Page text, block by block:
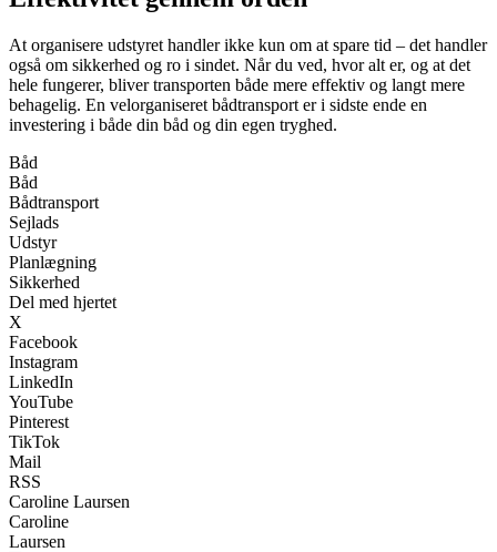
At organisere udstyret handler ikke kun om at spare tid – det handler
også om sikkerhed og ro i sindet. Når du ved, hvor alt er, og at det
hele fungerer, bliver transporten både mere effektiv og langt mere
behagelig. En velorganiseret bådtransport er i sidste ende en
investering i både din båd og din egen tryghed.
Båd
Båd
Bådtransport
Sejlads
Udstyr
Planlægning
Sikkerhed
Del med hjertet
X
Facebook
Instagram
LinkedIn
YouTube
Pinterest
TikTok
Mail
RSS
Caroline Laursen
Caroline
Laursen